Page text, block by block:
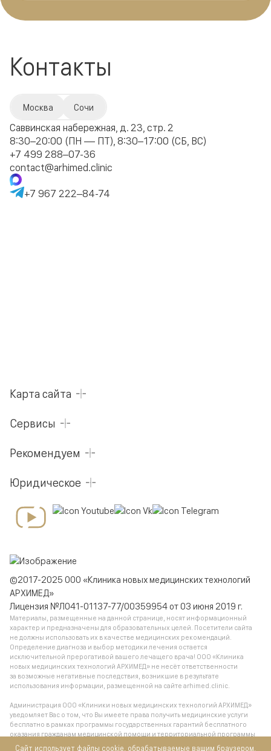
Контакты
Москва Сочи
Саввинская набережная, д. 23, стр. 2
8:30–20:00 (ПН — ПТ), 8:30–17:00 (СБ, ВС)
+7 499 288–07-36
contact@arhimed.clinic
+7 967 222–84-74
Карта сайта
Сервисы
Рекомендуем
Юридическое
©2017-2025 ООО «Клиника новых медицинских технологий
АРХИМЕД»
Лицензия №Л041-01137-77/00359954 от 03 июня 2019 г.
Материалы, размещенные на данной странице, носят информационный
характер и предназначены для образовательных целей. Посетители сайта
не должны использовать их в качестве медицинских рекомендаций.
Определение диагноза и выбор методики лечения остается
исключительной прерогативой вашего лечащего врача! ООО «Клиника
новых медицинских технологий АРХИМЕД» не несёт ответственности
за возможные негативные последствия, возникшие в результате
использования информации, размещенной на сайте arhimed.clinic.
Администрация ООО «Клиники новых медицинских технологий АРХИМЕД»
уведомляет Вас о том, что Вы имеете права получить медицинские услуги
бесплатно в рамках программы государственных гарантий бесплатного
оказания гражданам медицинской помощи и территориальной программы
государственных гарантий бесплатного оказания гражданам медицинской
Сайт использует файлы cookie, обрабатываемые вашим браузером.